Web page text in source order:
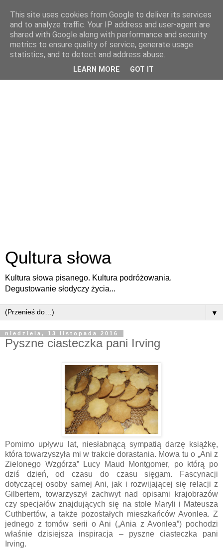
Qultura słowa
Kultura słowa pisanego. Kultura podróżowania.
Degustowanie słodyczy życia...
▼
niedziela, 13 listopada 2016
Pyszne ciasteczka pani Irving
Pomimo upływu lat, niesłabnącą sympatią darzę książkę,
która towarzyszyła mi w trakcie dorastania. Mowa tu o „Ani z
Zielonego Wzgórza” Lucy Maud Montgomer, po którą po
dziś dzień, od czasu do czasu sięgam. Fascynacji
dotyczącej osoby samej Ani, jak i rozwijającej się relacji z
Gilbertem, towarzyszył zachwyt nad opisami krajobrazów
czy specjałów znajdujących się na stole Maryli i Mateusza
Cuthbertów, a także pozostałych mieszkańców Avonlea. Z
jednego z tomów serii o Ani („Ania z Avonlea”) pochodzi
właśnie dzisiejsza inspiracja – pyszne ciasteczka pani
Irving.
This site uses cookies from Google to deliver its services
and to analyze traffic. Your IP address and user-agent are
shared with Google along with performance and security
metrics to ensure quality of service, generate usage
statistics, and to detect and address abuse.
LEARN MORE GOT IT